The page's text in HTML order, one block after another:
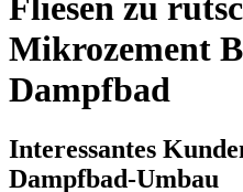
Fliesen zu
Mikrozement
Dampfbad
Interessantes
Dampfbad-Umbau